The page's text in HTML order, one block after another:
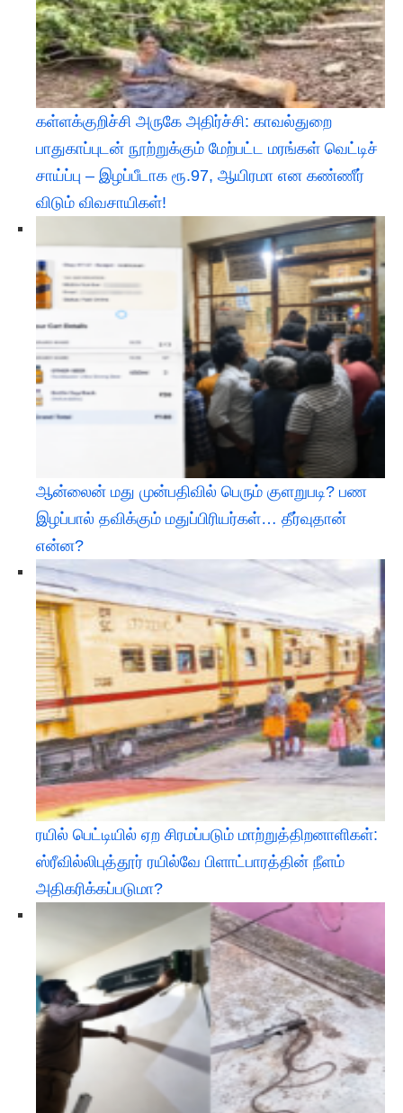
கள்ளக்குறிச்சி அருகே அதிர்ச்சி: காவல்துறை
பாதுகாப்புடன் நூற்றுக்கும் மேற்பட்ட மரங்கள் வெட்டிச்
சாய்ப்பு – இழப்பீடாக ரூ.97, ஆயிரமா என கண்ணீர்
விடும் விவசாயிகள்!
ஆன்லைன் மது முன்பதிவில் பெரும் குளறுபடி? பண
இழப்பால் தவிக்கும் மதுப்பிரியர்கள்… தீர்வுதான்
என்ன?
ரயில் பெட்டியில் ஏற சிரமப்படும் மாற்றுத்திறனாளிகள்:
ஸ்ரீவில்லிபுத்தூர் ரயில்வே பிளாட்பாரத்தின் நீளம்
அதிகரிக்கப்படுமா?